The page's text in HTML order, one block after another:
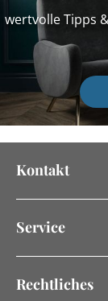
wertvolle Tipps
Kontakt
Service
Rechtliches